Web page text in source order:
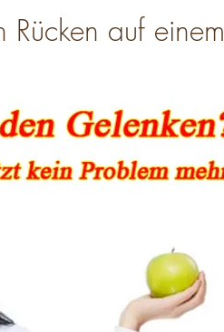
Rücken auf einem